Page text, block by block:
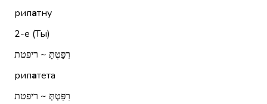
рипатну
2-е (Ты)
רִפַּטְתָּ ~ ריפטת
рипатета
רִפַּטְתְּ ~ ריפטת